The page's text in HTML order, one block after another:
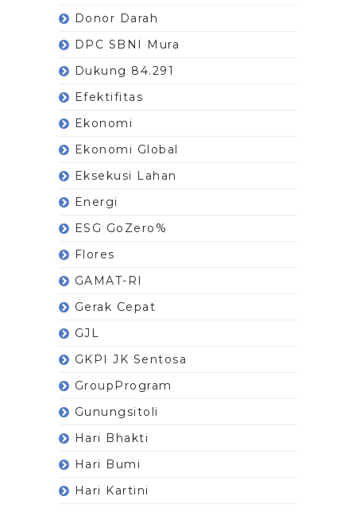
Donor Darah
DPC SBNI Mura
Dukung 84.291
Efektifitas
Ekonomi
Ekonomi Global
Eksekusi Lahan
Energi
ESG GoZero%
Flores
GAMAT-RI
Gerak Cepat
GJL
GKPI JK Sentosa
GroupProgram
Gunungsitoli
Hari Bhakti
Hari Bumi
Hari Kartini